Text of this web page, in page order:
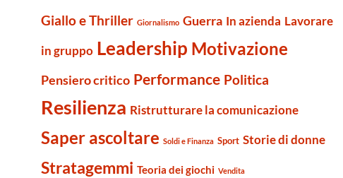
Giallo e Thriller Giornalismo Guerra In azienda Lavorare
in gruppo Leadership Motivazione
Pensiero critico Performance Politica
Resilienza Ristrutturare la comunicazione
Saper ascoltare Soldi e Finanza Sport Storie di donne
Stratagemmi Teoria dei giochi Vendita